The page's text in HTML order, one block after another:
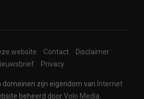
website Contact
Disclaimer
Privacy
domeinen zijn eigendom van Internet
beheerd doorVolo Media.